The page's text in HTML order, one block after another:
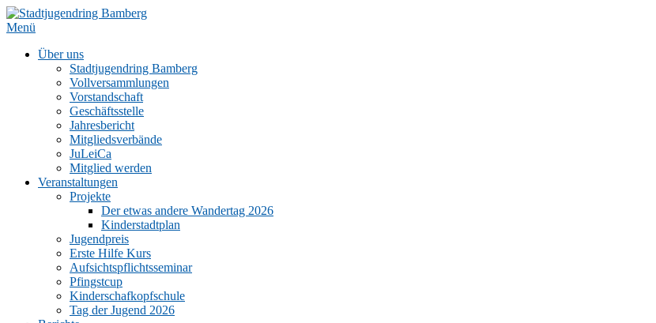
Zum
Inhalt
Menü
Über uns
Stadtjugendring Bamberg
Vollversammlungen
Vorstandschaft
Geschäftsstelle
Jahresbericht
Mitgliedsverbände
JuLeiCa
Mitglied werden
Veranstaltungen
Projekte
Der etwas andere Wandertag 2026
Kinderstadtplan
Jugendpreis
Erste Hilfe Kurs
Aufsichtspflichtsseminar
Pfingstcup
Kinderschafkopfschule
Tag der Jugend 2026